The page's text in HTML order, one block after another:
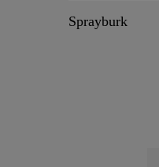
Sprayburk